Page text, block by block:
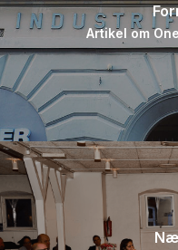
Artikel om